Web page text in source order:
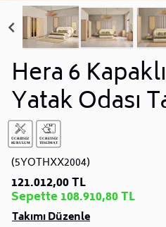
Hera 6
Yatak Odası
(5YOTHXX2004)
121.012,00 TL
Sepette 108.910,80 TL
Takımı Düzenle